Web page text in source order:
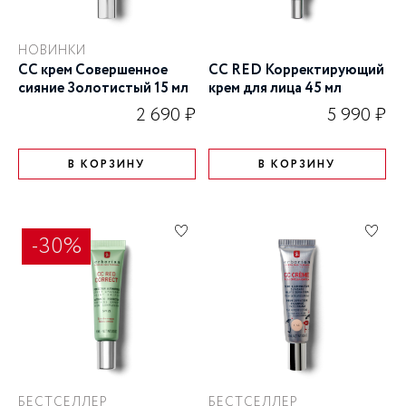
НОВИНКИ
СС крем Совершенное
сияние Золотистый 15 мл
2 690 ₽
В КОРЗИНУ
CC RED Корректирующий
крем для лица 45 мл
5 990 ₽
В КОРЗИНУ
-30%